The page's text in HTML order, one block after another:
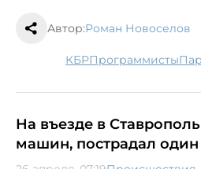
Автор:Роман Новоселов
КБР программисты
На въезде в
машин, пострадал один